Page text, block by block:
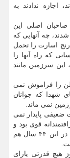
اجازه ندادند به
صاحبان اصلی این
چه آنهایی که
رنج اسارت را تحمل
که راه آنها را
سرزمین مانند
را فراموش نمی
شهدا که جوانان
نمی ماند.
ضعیفی پایدار نمی
قوی بود و
فداکاری و جانبازی کرد. راز بقا و حیات ملت ما در این ۴۴ سال هم
هیچ قدرتی یارای